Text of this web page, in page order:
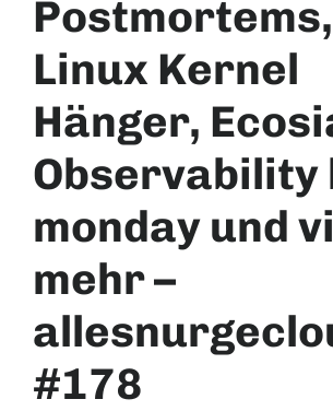
Postmortems,
Linux Kernel
Hänger,
Observability
monday und
mehr –
#178